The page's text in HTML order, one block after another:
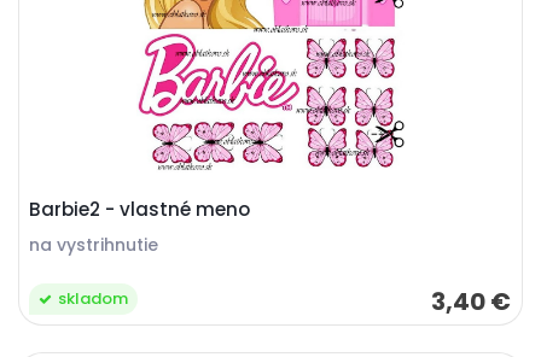
Barbie2 - vlastné meno
na vystrihnutie
3,40 €
skladom